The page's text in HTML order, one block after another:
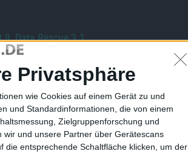
Privatsphäre
wie Cookies auf einem Gerät zu und
und Standardinformationen, die von einem
Zielgruppenforschung und
wir und unsere Partner über Gerätescans
entsprechende Schaltfläche klicken, um der
,Data Rescue 3.1
für Aperture,
PlayStation…